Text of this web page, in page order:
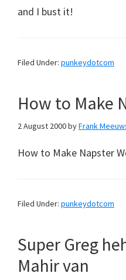
and I bust it!
Filed Under: punkeydotcom
How to Make
2 August 2000byFrank
How to Make Napster
Filed Under: punkeydotcom
Super Greg
Mahir van